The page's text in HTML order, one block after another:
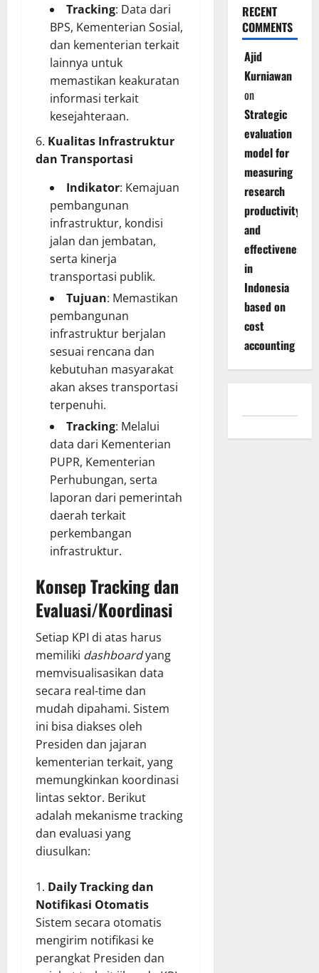
Tracking: Data dari
BPS, Kementerian Sosial,
dan kementerian terkait
lainnya untuk
memastikan keakuratan
informasi terkait
kesejahteraan.
Kualitas Infrastruktur
dan Transportasi
Indikator: Kemajuan
pembangunan
infrastruktur, kondisi
jalan dan jembatan,
serta kinerja
transportasi publik.
Tujuan: Memastikan
pembangunan
infrastruktur berjalan
sesuai rencana dan
kebutuhan masyarakat
akan akses transportasi
terpenuhi.
Tracking: Melalui
data dari Kementerian
PUPR, Kementerian
Perhubungan, serta
laporan dari pemerintah
daerah terkait
perkembangan
infrastruktur.
Konsep Tracking dan
Evaluasi/Koordinasi
Setiap KPI di atas harus
memiliki dashboardyang
memvisualisasikan data
secara real-time dan
mudah dipahami. Sistem
ini bisa diakses oleh
Presiden dan jajaran
kementerian terkait, yang
memungkinkan koordinasi
lintas sektor. Berikut
adalah mekanisme tracking
dan evaluasi yang
diusulkan:
Daily Tracking dan
Notifikasi Otomatis
Sistem secara otomatis
mengirim notifikasi ke
perangkat Presiden dan
RECENT
COMMENTS
Ajid
Kurniawan
on
Strategic
evaluation
model for
measuring
research
productivity
and
effectiveness
in
Indonesia
based on
cost
accounting